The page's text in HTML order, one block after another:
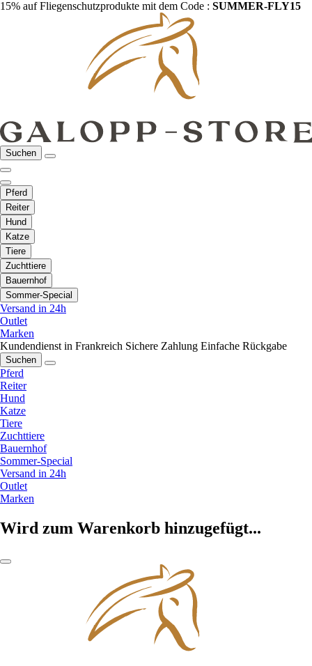
15% auf Fliegenschutzprodukte mit dem Code : SUMMER-FLY15
Suchen
Pferd
Reiter
Hund
Katze
Tiere
Zuchttiere
Bauernhof
Sommer-Special
Versand in 24h
Outlet
Marken
Kundendienst in Frankreich Sichere Zahlung Einfache Rückgabe
Suchen
Pferd
Reiter
Hund
Katze
Tiere
Zuchttiere
Bauernhof
Sommer-Special
Versand in 24h
Outlet
Marken
Wird zum Warenkorb hinzugefügt...